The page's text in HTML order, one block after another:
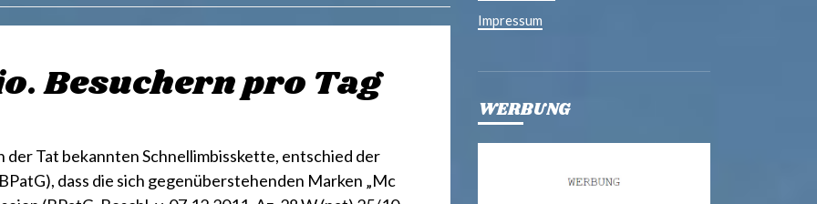
Besuchern pro Tag
Tat bekannten Schnellimbisskette, entschied der
dass die sich gegenüberstehenden Marken „Mc
Impressum
WERBUNG